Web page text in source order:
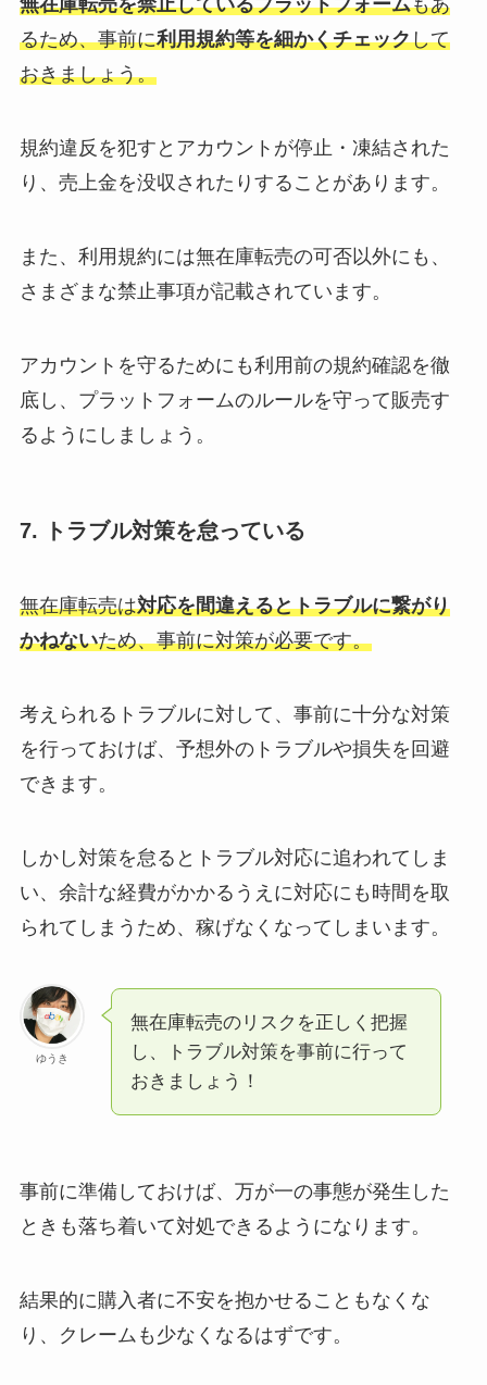
無在庫転売を禁止しているプラットフォームもあ
るため、事前に利用規約等を細かくチェックして
おきましょう。
規約違反を犯すとアカウントが停止・凍結された
り、売上金を没収されたりすることがあります。
また、利用規約には無在庫転売の可否以外にも、
さまざまな禁止事項が記載されています。
アカウントを守るためにも利用前の規約確認を徹
底し、プラットフォームのルールを守って販売す
るようにしましょう。
7. トラブル対策を怠っている
無在庫転売は対応を間違えるとトラブルに繋がり
かねないため、事前に対策が必要です。
考えられるトラブルに対して、事前に十分な対策
を行っておけば、予想外のトラブルや損失を回避
できます。
しかし対策を怠るとトラブル対応に追われてしま
い、余計な経費がかかるうえに対応にも時間を取
られてしまうため、稼げなくなってしまいます。
ゆうき
無在庫転売のリスクを正しく把握
し、トラブル対策を事前に行って
おきましょう！
事前に準備しておけば、万が一の事態が発生した
ときも落ち着いて対処できるようになります。
結果的に購入者に不安を抱かせることもなくな
り、クレームも少なくなるはずです。